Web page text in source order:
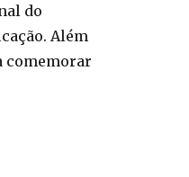
do
Além
comemorar